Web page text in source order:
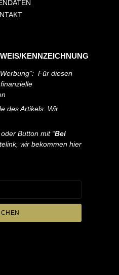
KENNZEICHNUNG
Für diesen
des Artikels: Wir
Button mit “Bei
wir bekommen hier